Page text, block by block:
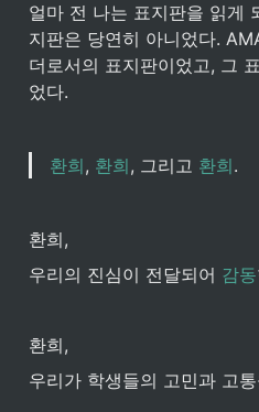
얼마 전 나는 표지판을 읽게
지판은 당연히 아니었다.
더로서의 표지판이었고, 그
었다.
환희, 환희, 그리고 환희.
환희,
우리의 진심이 전달되어 감동
환희,
우리가 학생들의 고민과 고